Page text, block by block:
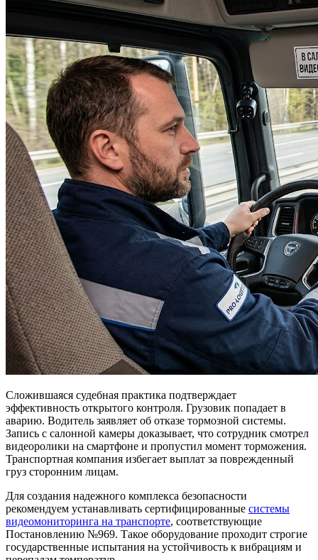
Сложившаяся судебная практика подтверждает
эффективность открытого контроля. Грузовик попадает в
аварию. Водитель заявляет об отказе тормозной системы.
Запись с салонной камеры доказывает, что сотрудник смотрел
видеоролики на смартфоне и пропустил момент торможения.
Транспортная компания избегает выплат за поврежденный
груз сторонним лицам.
Для создания надежного комплекса безопасности
рекомендуем устанавливать сертифицированные системы
видеомониторинга на транспорте, соответствующие
Постановлению №969. Такое оборудование проходит строгие
государственные испытания на устойчивость к вибрациям и